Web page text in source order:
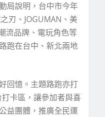
局說明，台中市今年
刃、JOGUMAN、美
流品牌、電玩角色等
跑在台中、新北兩地
回憶。主題路跑亦打
卡區，讓參加者與喜
益團體，推廣全民運